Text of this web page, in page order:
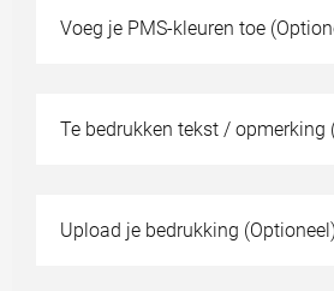
Voeg je PMS-kleuren toe
Upload je bedrukking (Optioneel)
Te bedrukken tekst / opmerking
100
€1,34
1000
€1,20